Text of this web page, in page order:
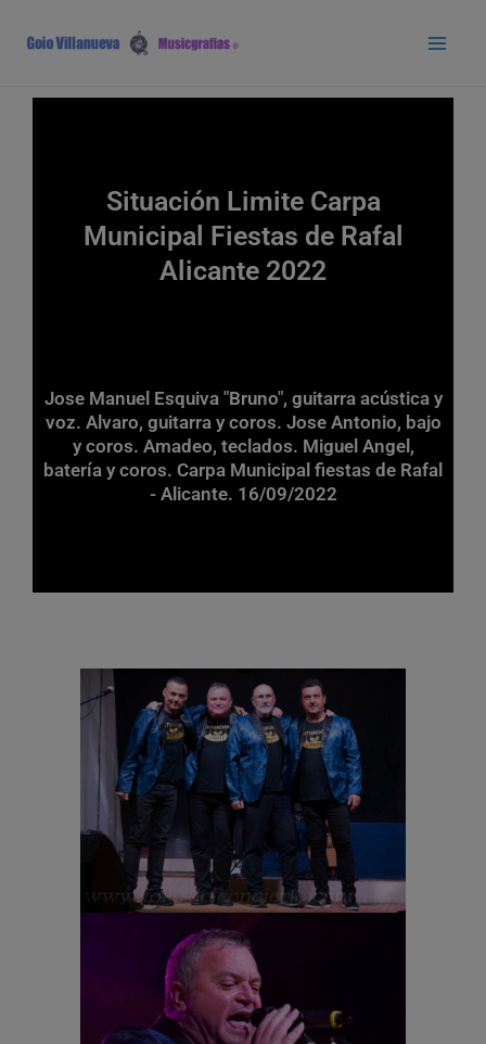
contenido
Situación Limite Carpa
Municipal Fiestas de Rafal
Alicante 2022
Jose Manuel Esquiva "Bruno", guitarra acústica y
voz. Alvaro, guitarra y coros. Jose Antonio, bajo
y coros. Amadeo, teclados. Miguel Angel,
batería y coros. Carpa Municipal fiestas de Rafal
- Alicante. 16/09/2022